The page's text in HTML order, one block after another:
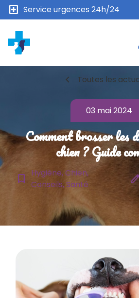
local_hospital Service urgences 24h/24
chevron_left Toutes les
03 mai 2024
Comment brosser les
chien ? Guide
bookmark_border
Hygiène, Chien,
Conseils, Santé